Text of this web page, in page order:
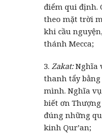
điểm qui định.
theo mặt trời
khi cầu
thánh Mecca;
3. Zakat:Nghĩa
thanh tẩy bằng
mình. Nghĩa
biết ơn
đúng những
kinh Qur’an;